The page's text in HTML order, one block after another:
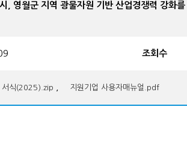
영월군 지역 광물자원 기반 산업경쟁력 강화
조회수
서식(2025).zip 지원기업 사용자매뉴얼.pdf